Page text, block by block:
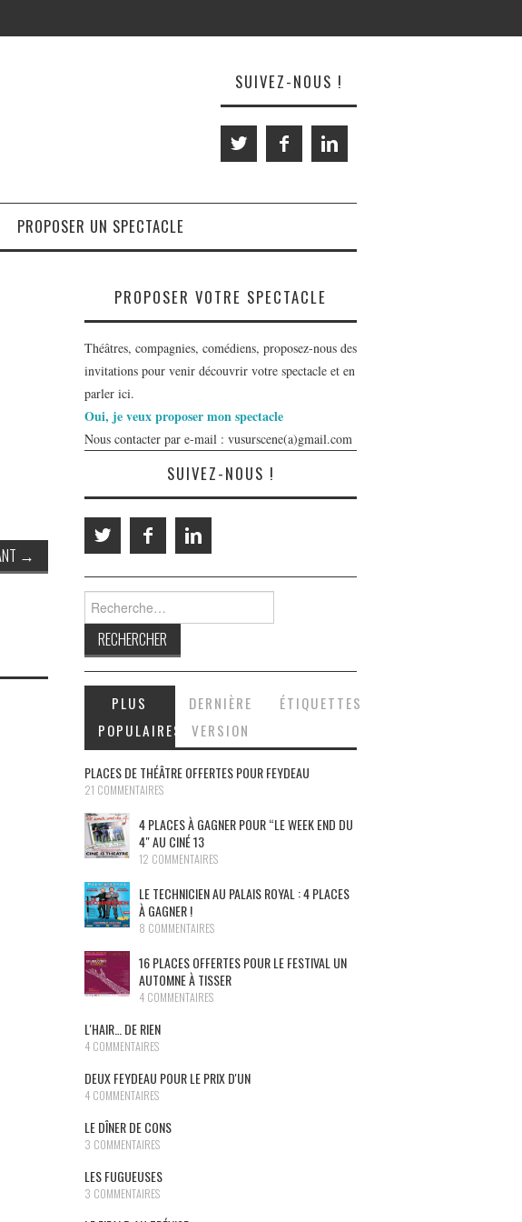
SUIVEZ-NOUS !
PROPOSER UN SPECTACLE
→
PROPOSER VOTRE SPECTACLE
Théâtres, compagnies, comédiens, proposez-nous des
invitations pour venir découvrir votre spectacle et en
parler ici.
Oui, je veux proposer mon spectacle
Nous contacter par e-mail : vusurscene(a)gmail.com
SUIVEZ-NOUS !
Rechercher :
PLUS
POPULAIRES
DERNIÈRE
VERSION
ÉTIQUETTES
PLACES DE THÉÂTRE OFFERTES POUR FEYDEAU
21 COMMENTAIRES
4 PLACES À GAGNER POUR “LE WEEK END DU
4″ AU CINÉ 13
12 COMMENTAIRES
LE TECHNICIEN AU PALAIS ROYAL : 4 PLACES
À GAGNER !
8 COMMENTAIRES
16 PLACES OFFERTES POUR LE FESTIVAL UN
AUTOMNE À TISSER
4 COMMENTAIRES
L'HAIR… DE RIEN
4 COMMENTAIRES
DEUX FEYDEAU POUR LE PRIX D'UN
4 COMMENTAIRES
LE DÎNER DE CONS
3 COMMENTAIRES
LES FUGUEUSES
3 COMMENTAIRES